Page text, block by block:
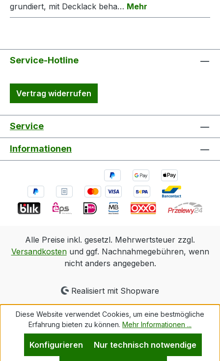
grundiert, mit Decklack beha… Mehr
Service-Hotline
Vertrag widerrufen
Service
Informationen
Alle Preise inkl. gesetzl. Mehrwertsteuer zzgl.
Versandkostenund ggf. Nachnahmegebühren, wenn
nicht anders angegeben.
Realisiert mit Shopware
Diese Website verwendet Cookies, um eine bestmögliche
Erfahrung bieten zu können. Mehr Informationen ...
Nur technisch notwendige
Konfigurieren